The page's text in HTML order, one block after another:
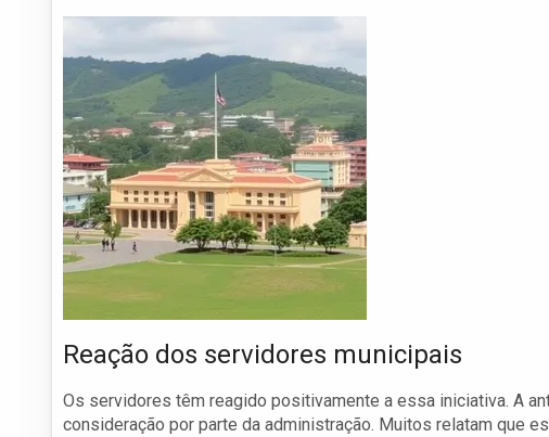
Reação dos servidores municipais
Os servidores têm reagido positivamente a essa iniciativa. A
consideração por parte da administração. Muitos relatam que